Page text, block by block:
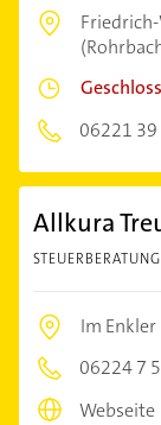
06221 39
Allkura
STEUERBERATUNG
Im Enkler
06224 7
Webseite